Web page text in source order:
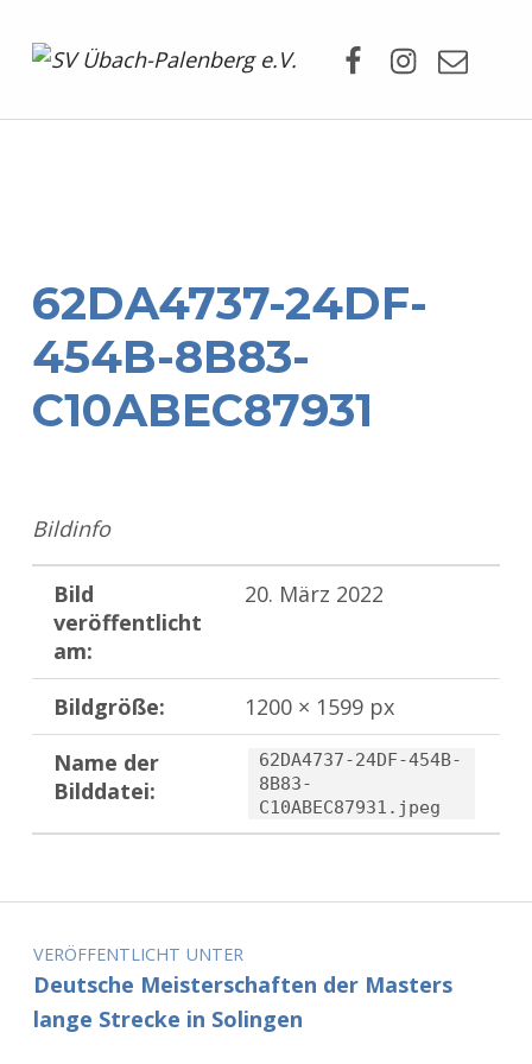
62DA4737-24DF-
454B-8B83-
C10ABEC87931
Bildinfo
Bild
veröffentlicht
am:
20. März 2022
Bildgröße:
1200 × 1599 px
Name der
Bilddatei:
62DA4737-24DF-454B-
8B83-
C10ABEC87931.jpeg
Zurück zur Hauptnavigation springen
Beitragsnavigation
VERÖFFENTLICHT UNTER
Deutsche Meisterschaften der Masters
lange Strecke in Solingen